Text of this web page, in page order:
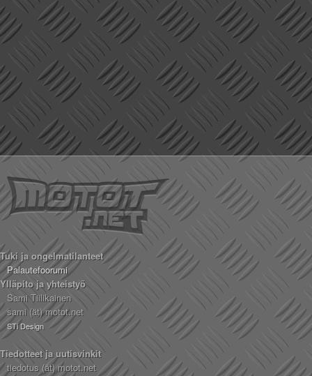
Tuki ja ongelmatilanteet
Palautefoorumi
Ylläpito ja yhteistyö
Sami Tiilikainen
sami (ät) motot.net
STi Design
Tiedotteet ja uutisvinkit
tiedotus (ät) motot.net